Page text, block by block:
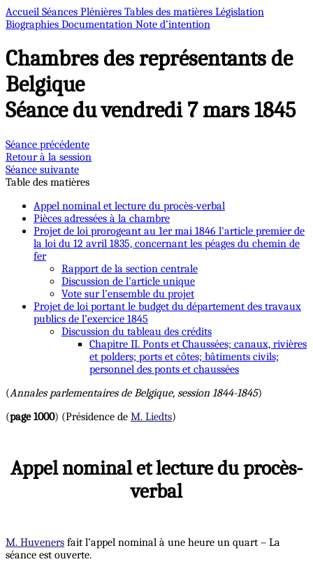
Accueil Séances Plénières Tables des matières Législation
Biographies Documentation Note d’intention
Chambres des représentants de
Belgique
Séance du vendredi 7 mars 1845
Séance précédente
Retour à la session
Séance suivante
Table des matières
Appel nominal et lecture du procès-verbal
Pièces adressées à la chambre
Projet de loi prorogeant au 1er mai 1846 l'article premier de
la loi du 12 avril 1835, concernant les péages du chemin de
fer
Rapport de la section centrale
Discussion de l'article unique
Vote sur l'ensemble du projet
Projet de loi portant le budget du département des travaux
publics de l’exercice 1845
Discussion du tableau des crédits
Chapitre II. Ponts et Chaussées; canaux, rivières
et polders; ports et côtes; bâtiments civils;
personnel des ponts et chaussées
(Annales parlementaires de Belgique, session 1844-1845)
(page 1000) (Présidence de M. Liedts)
Appel nominal et lecture du procès-
verbal
M. Huveners fait l’appel nominal à une heure un quart – La
séance est ouverte.